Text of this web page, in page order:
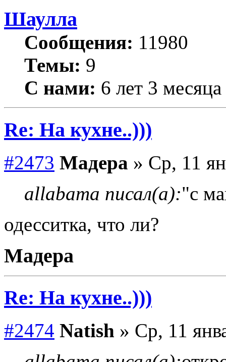
Шаулла
Сообщения: 11980
Темы: 9
С нами: 6 лет 3 месяца
Re: На кухне..)))
#2473 Мадера » Ср, 11
allabama писал(а):"с
одесситка, что ли?
Мадера
Re: На кухне..)))
#2474 Natish » Ср, 11